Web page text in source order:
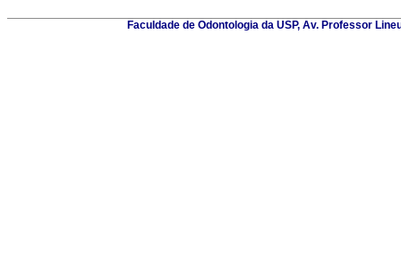
Faculdade de Odontologia da USP, Av. Professor